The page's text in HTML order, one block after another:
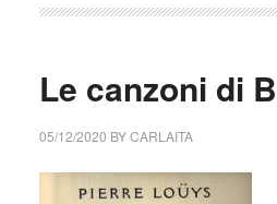
Le canzoni di
05/12/2020 BYCARLAITA